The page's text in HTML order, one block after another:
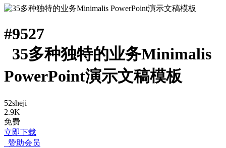
#9527
35多种独特的业务Minimalis
PowerPoint演示文稿模板
52sheji
2.9K
免费
立即下载
赞助会员